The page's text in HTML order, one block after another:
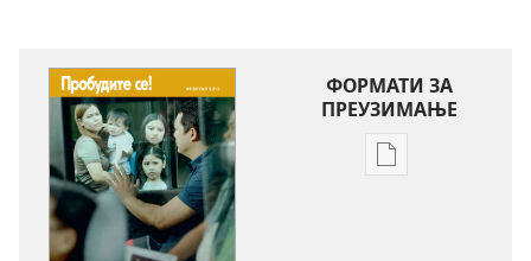
ФОРМАТИ ЗА
ПРЕУЗИМАЊЕ
Формати